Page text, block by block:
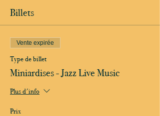
Billets
Vente expirée
Type de billet
Miniardises - Jazz Live Music
Plus d'info
Prix